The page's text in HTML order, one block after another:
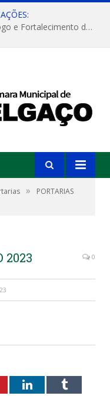
Convite: Encontro da APAIGAL: Diálogo e Fortalecimento da Agricultura Familiar
»
PORTARIAS
2023 0
LinkedInTumblr